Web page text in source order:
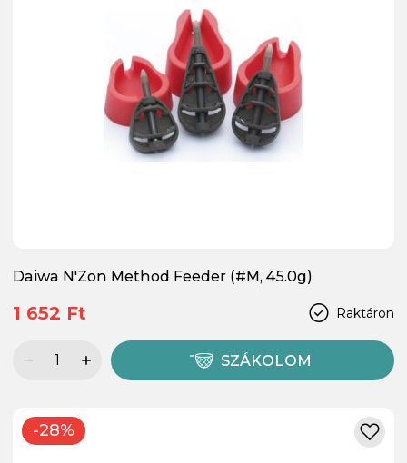
Daiwa N'Zon Method Feeder (#M, 45.0g)
Raktáron
1 652 Ft
SZÁKOLOM
-28%